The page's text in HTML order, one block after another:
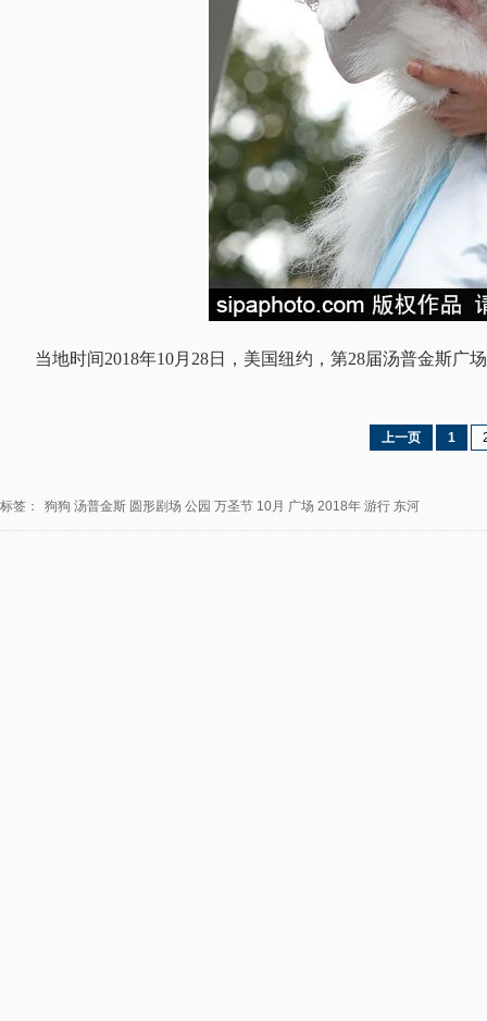
当地时间2018年10月28日，美国纽约，第28届汤普金斯广
上一页 1
标签： 狗狗 汤普金斯 圆形剧场 公园 万圣节 10月 广场 2018年 游行 东河